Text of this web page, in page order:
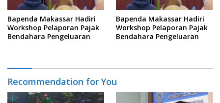
Bapenda Makassar Hadiri
Workshop Pelaporan Pajak
Bendahara Pengeluaran
Bapenda Makassar Hadiri
Workshop Pelaporan Pajak
Bendahara Pengeluaran
Recommendation for You